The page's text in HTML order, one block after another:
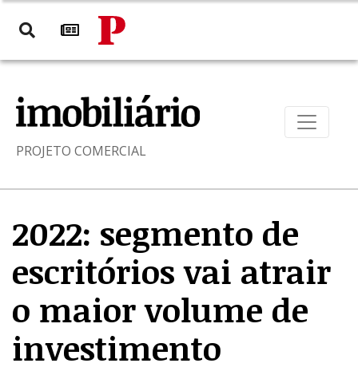
PROJETO COMERCIAL
2022: segmento de
escritórios vai atrair
o maior volume de
investimento